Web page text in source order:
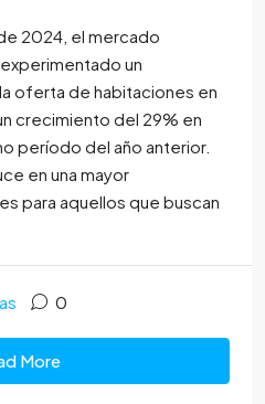
2024, el mercado
un
oferta de habitaciones en
crecimiento del 29% en
período del año anterior.
en una mayor
para aquellos que buscan
0
More